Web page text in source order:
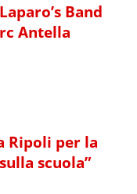
Band
Antella
Ripoli per la
scuola”